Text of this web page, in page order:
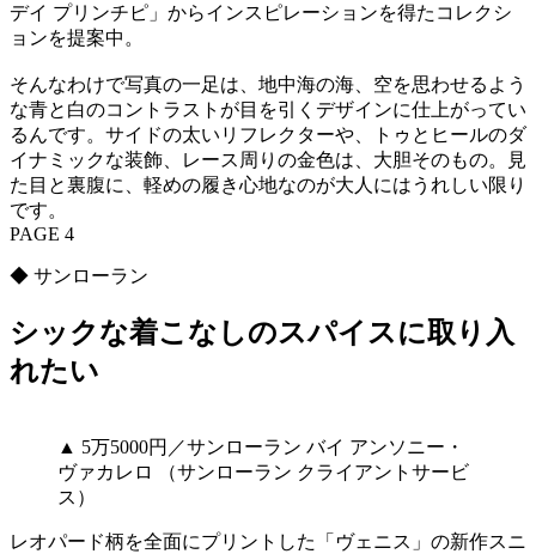
デイ プリンチピ」からインスピレーションを得たコレクシ
ョンを提案中。
そんなわけで写真の一足は、地中海の海、空を思わせるよう
な青と白のコントラストが目を引くデザインに仕上がってい
るんです。サイドの太いリフレクターや、トゥとヒールのダ
イナミックな装飾、レース周りの金色は、大胆そのもの。見
た目と裏腹に、軽めの履き心地なのが大人にはうれしい限り
です。
PAGE 4
◆ サンローラン
シックな着こなしのスパイスに取り入
れたい
▲ 5万5000円／サンローラン バイ アンソニー・
ヴァカレロ （サンローラン クライアントサービ
ス）
レオパード柄を全面にプリントした「ヴェニス」の新作スニ